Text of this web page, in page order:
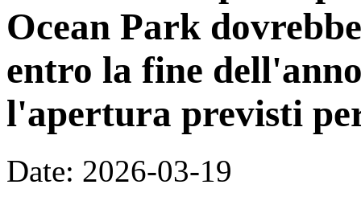
Ocean Park
entro la fine
l'apertura previsti
Date: 2026-03-19